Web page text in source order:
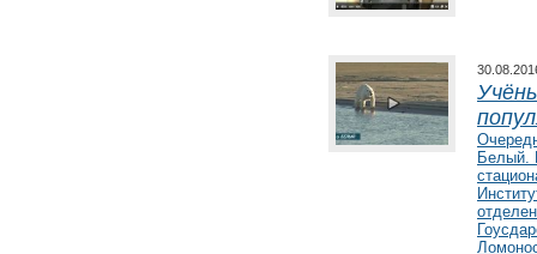
Программа изучения белого медведя
Белый.